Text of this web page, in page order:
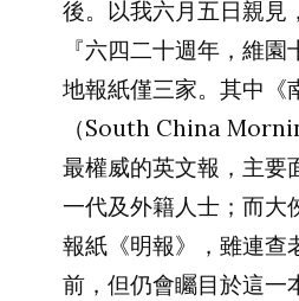
後。以我六月五日親見
『六四二十週年，維
地報紙僅三家。其中《
（South China
最權威的英文報，主要
一代及外籍人士；而大
報紙《明報》，雖連查
前，但仍會矚目於這一